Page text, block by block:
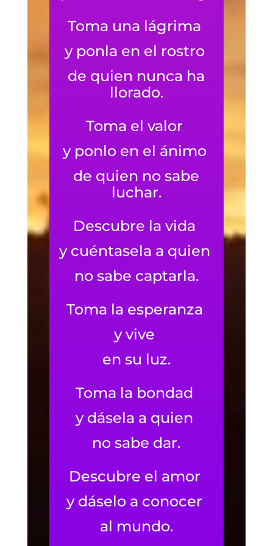
Toma una lágrima
y ponla en el rostro
de quien nunca ha
llorado.
Toma el valor
y ponlo en el ánimo
de quien no sabe
luchar.
Descubre la vida
y cuéntasela a quien
no sabe captarla.
Toma la esperanza
y vive
en su luz.
Toma la bondad
y dásela a quien
no sabe dar.
Descubre el amor
y dáselo a conocer
al mundo.